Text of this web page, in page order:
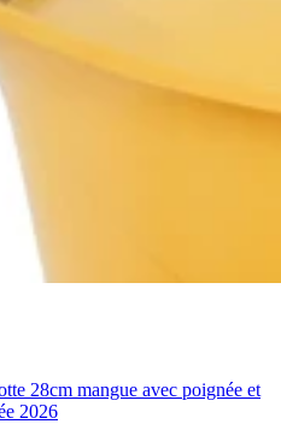
28cm mangue avec poignée et
2026